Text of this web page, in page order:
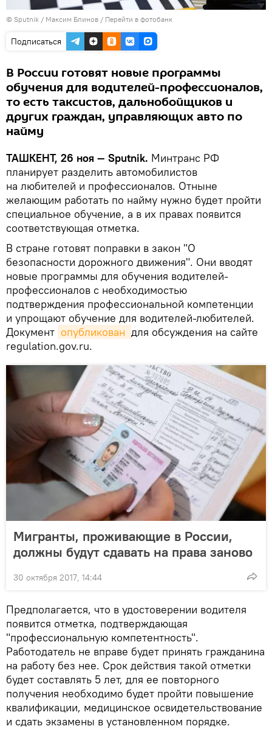
© Sputnik / Максим Блинов / Перейти в фотобанк
Подписаться
В России готовят новые программы
обучения для водителей-профессионалов,
то есть таксистов, дальнобойщиков и
других граждан, управляющих авто по
найму
ТАШКЕНТ, 26 ноя — Sputnik. Минтранс РФ
планирует разделить автомобилистов
на любителей и профессионалов. Отныне
желающим работать по найму нужно будет пройти
специальное обучение, а в их правах появится
соответствующая отметка.
В стране готовят поправки в закон "О
безопасности дорожного движения". Они вводят
новые программы для обучения водителей-
профессионалов с необходимостью
подтверждения профессиональной компетенции
и упрощают обучение для водителей-любителей.
Документ опубликован для обсуждения на сайте
regulation.gov.ru.
Мигранты, проживающие в России,
должны будут сдавать на права заново
30 октября 2017, 14:44
Предполагается, что в удостоверении водителя
появится отметка, подтверждающая
"профессиональную компетентность".
Работодатель не вправе будет принять гражданина
на работу без нее. Срок действия такой отметки
будет составлять 5 лет, для ее повторного
получения необходимо будет пройти повышение
квалификации, медицинское освидетельствование
и сдать экзамены в установленном порядке.